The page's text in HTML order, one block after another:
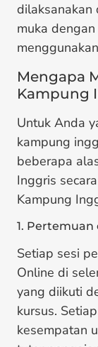
dilaksanakan
muka
Mengapa
Kampung
Untuk Anda
kampung
beberapa
Inggris
Kampung
1. Pertemuan
Setiap sesi
Online di
yang diikuti
kursus.
kesempatan